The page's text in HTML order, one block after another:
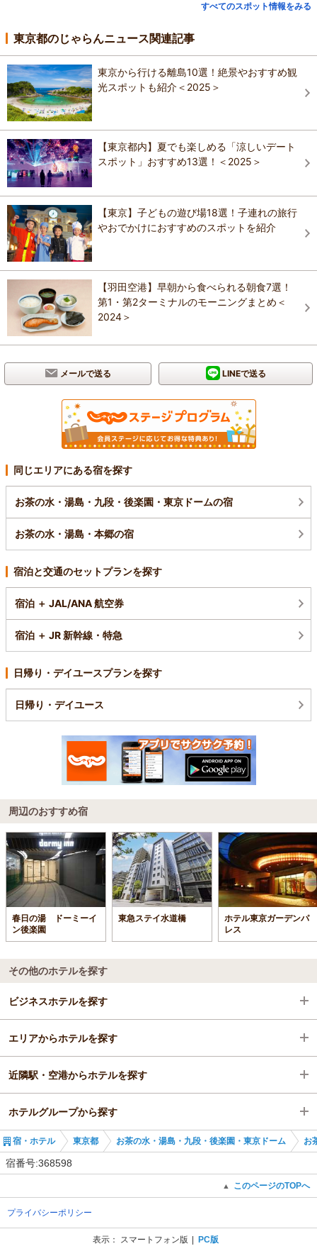
すべてのスポット情報をみる
東京都のじゃらんニュース関連記事
東京から行ける離島10選！絶景やおすすめ観
光スポットも紹介＜2025＞
【東京都内】夏でも楽しめる「涼しいデート
スポット」おすすめ13選！＜2025＞
【東京】子どもの遊び場18選！子連れの旅行
やおでかけにおすすめのスポットを紹介
【羽田空港】早朝から食べられる朝食7選！
第1・第2ターミナルのモーニングまとめ＜
2024＞
メールで送る LINEで送る
同じエリアにある宿を探す
お茶の水・湯島・九段・後楽園・東京ドームの宿
お茶の水・湯島・本郷の宿
宿泊と交通のセットプランを探す
宿泊 ＋ JAL/ANA 航空券
宿泊 ＋ JR 新幹線・特急
日帰り・デイユースプランを探す
日帰り・デイユース
周辺のおすすめ宿
春日の湯 ドーミーイ
ン後楽園
東急ステイ水道橋
ホテル東京ガーデンパ
レス
その他のホテルを探す
ビジネスホテルを探す
東京都
お茶の水・湯島・九段・後楽園・東京ドーム
お茶の水・湯島・本郷
水道橋駅
エリアからホテルを探す
東京都
お茶の水・湯島・九段・後楽園・東京ドーム
お茶の水・湯島・本郷
近隣駅・空港からホテルを探す
水道橋駅
後楽園駅
ホテルグループから探す
全国のアパホテルズ＆リゾーツ
宿・ホテル 東京都 お茶の水・湯島・九段・後楽園・東京ドーム お
宿番号:368598
▲ このページのTOPへ
プライバシーポリシー
表示： スマートフォン版 PC版